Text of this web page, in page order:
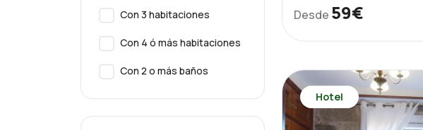
Con 3 habitaciones
Con 4 ó más habitaciones
Con 2 o más baños
Desde 59€
Hotel